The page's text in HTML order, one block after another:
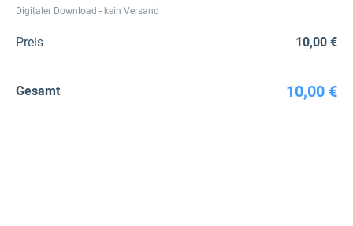
Digitaler Download - kein Versand
Preis 10,00 €
Gesamt 10,00 €